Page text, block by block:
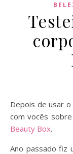
Depois de usar o pote quase todo, achei que deveria falar
com vocês
Beauty Box.
Ano passado fiz